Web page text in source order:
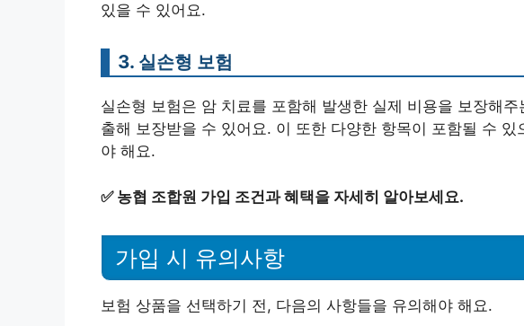
있을 수 있어요.
3. 실손형 보험
실손형 보험은 암 치료를 포함해 발생한 실제 비용을 보장해
출해 보장받을 수 있어요. 이 또한 다양한 항목이 포함될 수
야 해요.
✅ 농협 조합원 가입 조건과 혜택을 자세히 알아보세요.
가입 시 유의사항
보험 상품을 선택하기 전, 다음의 사항들을 유의해야 해요.